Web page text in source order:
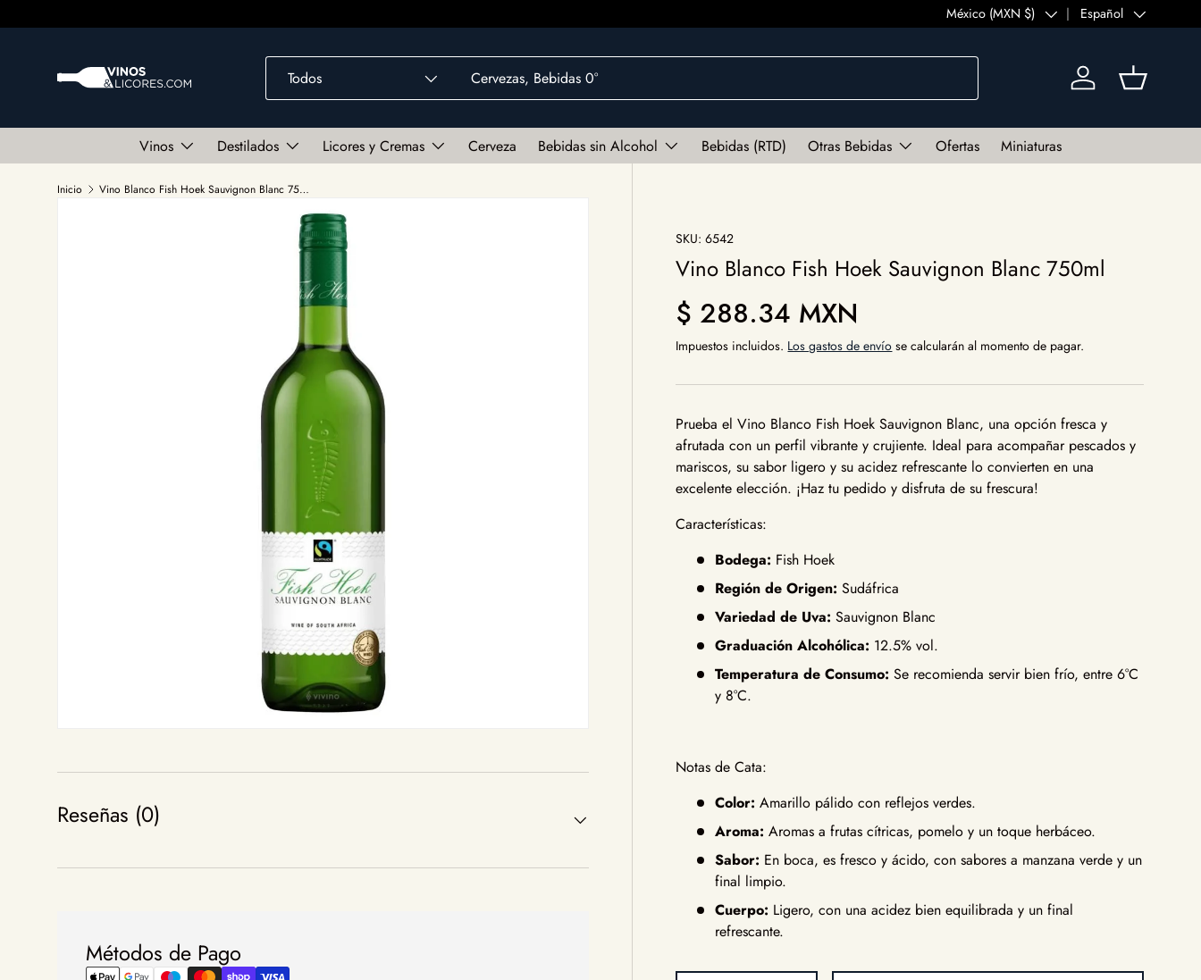
Ir al contenido
País/Región
México (MXN $) IdiomaEspañol
Todos Iniciar sesión
Cesta
Vinos Destilados Licores y Cremas Cerveza Bebidas sin Alcohol Bebidas (RTD) Otras Bebidas Ofertas Miniaturas
Inicio Vino Blanco Fish Hoek Sauvignon Blanc 750ml
Ir directamente a la información del producto SKU: 6542
Vino Blanco Fish Hoek Sauvignon Blanc 750ml
Precio normal
$ 288.34 MXN
Impuestos incluidos. Los gastos de envío se calcularán al momento de pagar.
Prueba el Vino Blanco Fish Hoek Sauvignon Blanc, una opción fresca y
afrutada con un perfil vibrante y crujiente. Ideal para acompañar pescados y
mariscos, su sabor ligero y su acidez refrescante lo convierten en una
excelente elección. ¡Haz tu pedido y disfruta de su frescura!
Características:
Bodega: Fish Hoek
Región de Origen: Sudáfrica
Variedad de Uva: Sauvignon Blanc
Graduación Alcohólica: 12.5% vol.
Temperatura de Consumo: Se recomienda servir bien frío, entre 6°C
y 8°C.
Notas de Cata:
Color: Amarillo pálido con reflejos verdes.
Aroma: Aromas a frutas cítricas, pomelo y un toque herbáceo.
Sabor: En boca, es fresco y ácido, con sabores a manzana verde y un
final limpio.
Cuerpo: Ligero, con una acidez bien equilibrada y un final
refrescante.
Reseñas (0)
Métodos de Pago